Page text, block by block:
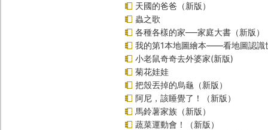
天國的爸爸（新版）
蟲之歌
各種各樣的家──家庭大書（新版）
我的第1本地圖繪本――看地圖認識
小老鼠奇奇去外婆家(新版)
菊花娃娃
把殼丟掉的烏龜（新版）
阿尼，該睡覺了！（新版）
馬鈴薯家族（新版）
蔬菜運動會！（新版）